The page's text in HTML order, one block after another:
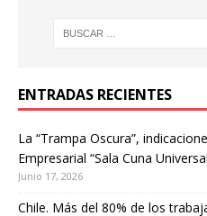
ENTRADAS RECIENTES
La “Trampa Oscura”,
Empresarial “Sala Cuna
Junio 17, 2026
Chile. Más del 80% de los